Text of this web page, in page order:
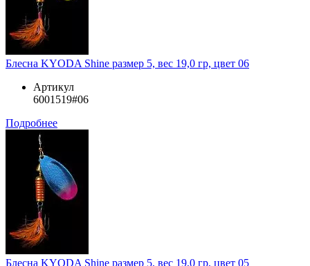
Блесна KYODA Shine размер 5, вес 19,0 гр, цвет 06
Артикул
6001519#06
Подробнее
Блесна KYODA Shine размер 5, вес 19,0 гр, цвет 05